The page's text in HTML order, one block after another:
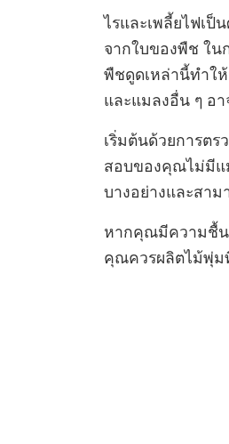
ไรและเพลี้ยไฟเ
จากใบของพืช ใน
พืชดูดเหล่านี้ทำให้
และแมลงอื่น ๆ อ
เริ่มต้นด้วยการตร
สอบของคุณไม่มีแ
บางอย่างและสาม
หากคุณมีความชื้น
คุณควรผลิตไม้พุ่ม